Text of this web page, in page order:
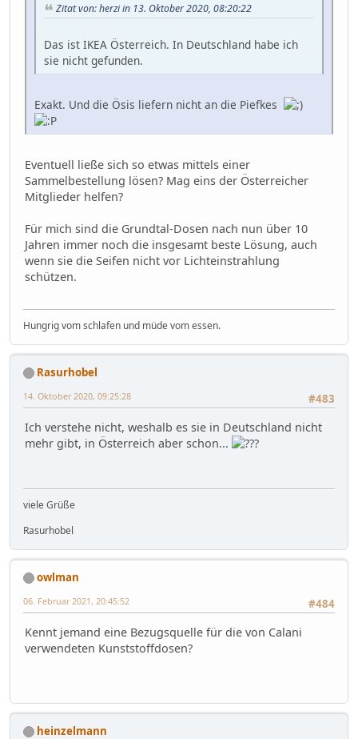
Zitat von: herzi in 13. Oktober 2020, 08:20:22
Das ist IKEA Österreich. In Deutschland habe ich
sie nicht gefunden.
Exakt. Und die Ösis liefern nicht an die Piefkes
Eventuell ließe sich so etwas mittels einer
Sammelbestellung lösen? Mag eins der Österreicher
Mitglieder helfen?
Für mich sind die Grundtal-Dosen nach nun über 10
Jahren immer noch die insgesamt beste Lösung, auch
wenn sie die Seifen nicht vor Lichteinstrahlung
schützen.
Hungrig vom schlafen und müde vom essen.
Rasurhobel
#483
14. Oktober 2020, 09:25:28
Ich verstehe nicht, weshalb es sie in Deutschland nicht
mehr gibt, in Österreich aber schon...
viele Grüße
Rasurhobel
owlman
#484
06. Februar 2021, 20:45:52
Kennt jemand eine Bezugsquelle für die von Calani
verwendeten Kunststoffdosen?
heinzelmann